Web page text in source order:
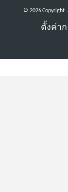
ตั้งค่าก
© 2026 Copyright.